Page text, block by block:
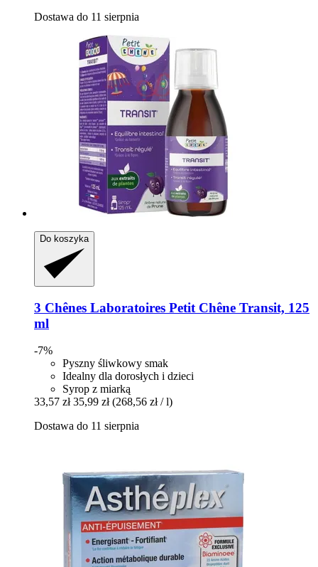
Dostawa do 11 sierpnia
Do koszyka
3 Chênes Laboratoires Petit Chêne Transit, 125
ml
-7%
Pyszny śliwkowy smak
Idealny dla dorosłych i dzieci
Syrop z miarką
33,57 zł 35,99 zł (268,56 zł / l)
Dostawa do 11 sierpnia